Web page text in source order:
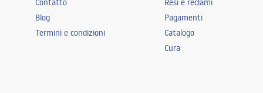
Contatto
Blog
Termini e condizioni
Resi e reclami
Pagamenti
Catalogo
Cura